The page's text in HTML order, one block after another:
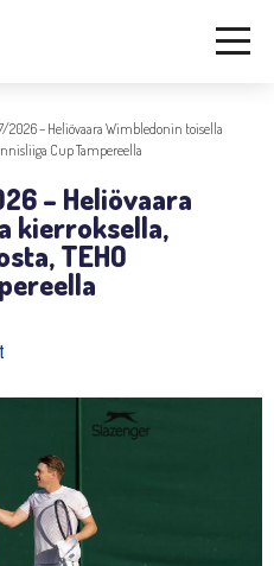
2026 – Heliövaara Wimbledonin toisella
Cup Tampereella
– Heliövaara
kierroksella,
TEHO